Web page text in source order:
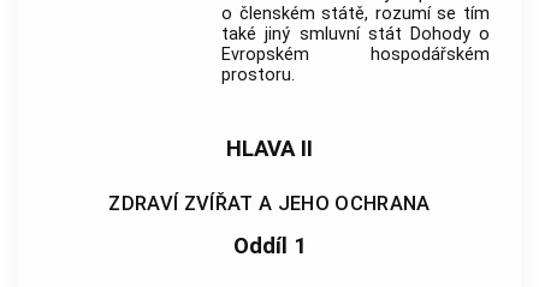
o členském státě, rozumí se tím
také jiný smluvní stát Dohody o
Evropském hospodářském
prostoru.
HLAVA II
ZDRAVÍ ZVÍŘAT A JEHO OCHRANA
Oddíl 1